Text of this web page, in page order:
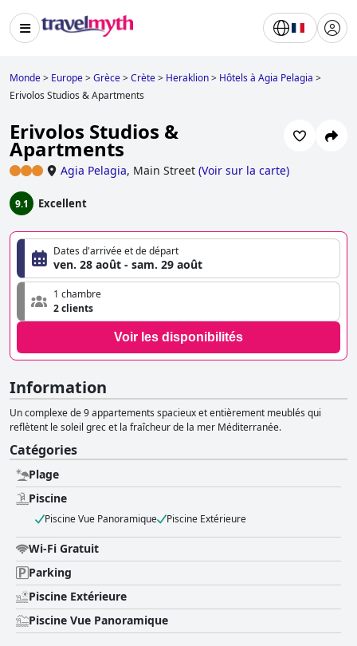
Monde> Europe>Grèce>Crète> Heraklion> Hôtels à Agia Pelagia >
Erivolos Studios & Apartments
Erivolos Studios &
Apartments
Agia Pelagia, Main Street (Voir sur la carte)
9.1 Excellent
Dates d'arrivée et de départ
ven. 28 août - sam. 29 août
1 chambre
2 clients
Voir les disponibilités
Information
Un complexe de 9 appartements spacieux et entièrement meublés qui
reflètent le soleil grec et la fraîcheur de la mer Méditerranée.
Catégories
Plage
Piscine
Piscine Vue Panoramique Piscine Extérieure
Wi-Fi Gratuit
Parking
Piscine Extérieure
Piscine Vue Panoramique